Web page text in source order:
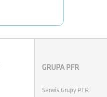
GRUPA PFR
Serwis Grupy PFR